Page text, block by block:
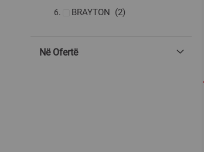
BRAYTON
2produkte
Në Ofertë